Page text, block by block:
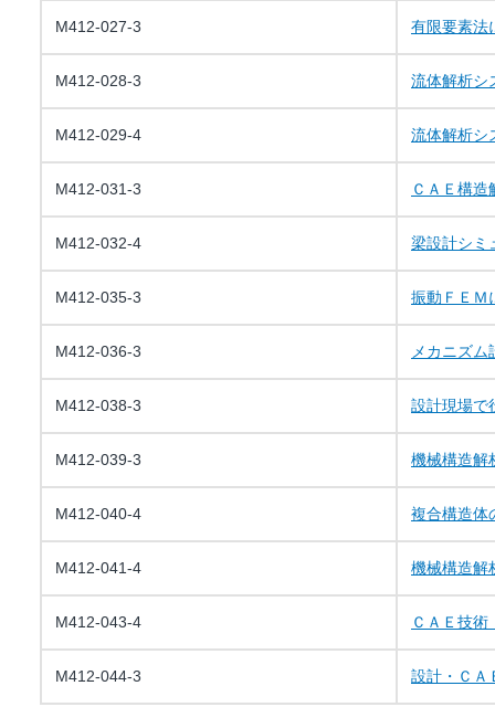
M412-027-3 有限要素法
M412-028-3 流体解析シ
M412-029-4 流体解析シ
M412-031-3 ＣＡＥ構
M412-032-4 梁設計シミ
M412-035-3 振動ＦＥＭ
M412-036-3 メカニズ
M412-038-3 設計現場で
M412-039-3 機械構造解
M412-040-4 複合構造体
M412-041-4 機械構造解
M412-043-4 ＣＡＥ技
M412-044-3 設計・ＣＡ